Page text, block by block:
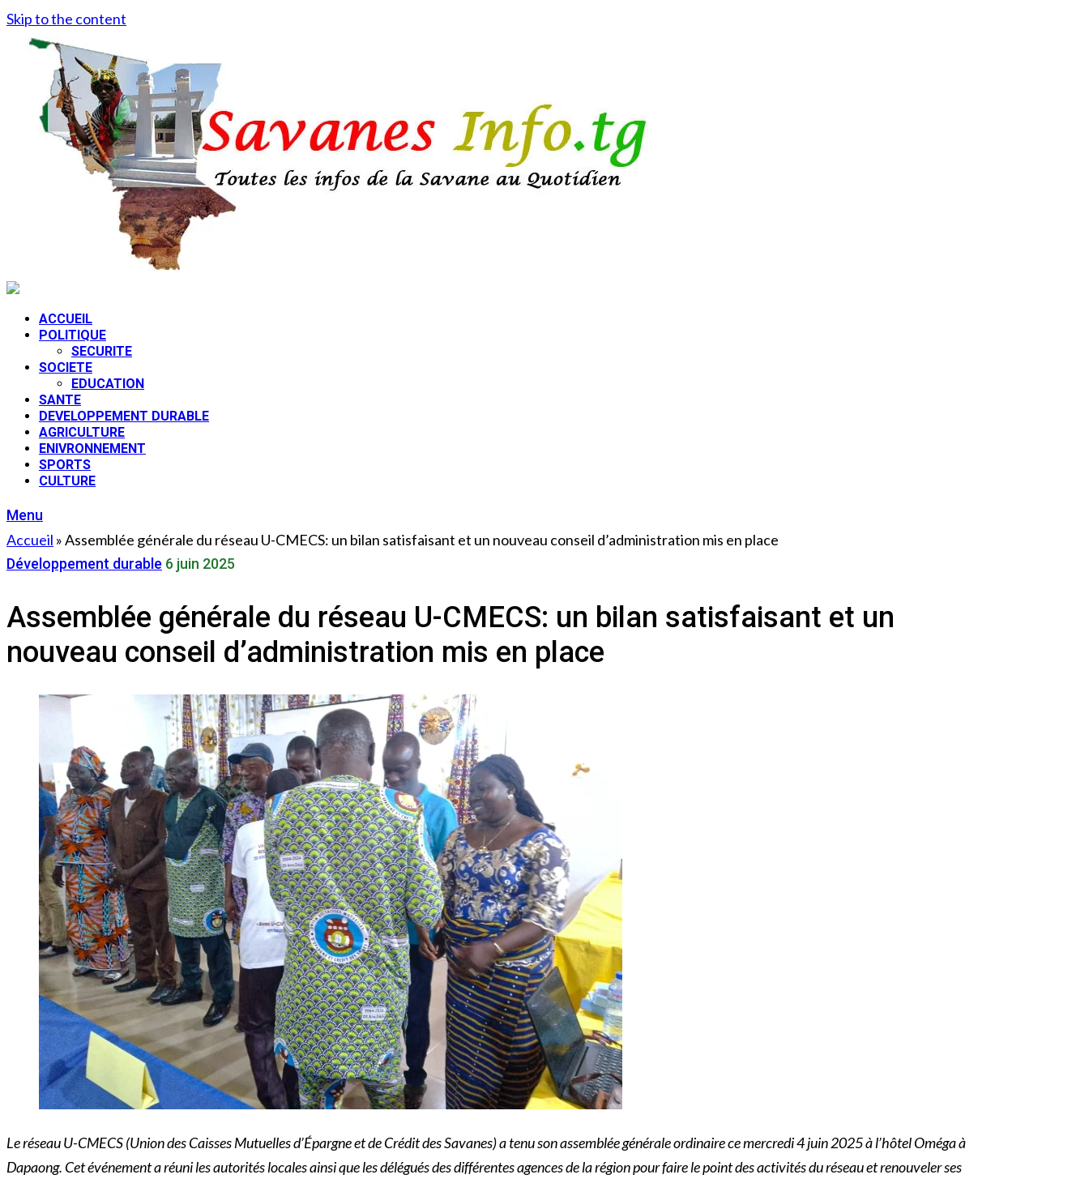
Skip to the content
ACCUEIL
POLITIQUE
SECURITE
SOCIETE
EDUCATION
SANTE
DEVELOPPEMENT DURABLE
AGRICULTURE
ENIVRONNEMENT
SPORTS
CULTURE
Menu
Accueil »Assemblée générale du réseau U-CMECS: un bilan satisfaisant et un nouveau conseil d’administration mis en place
Développement durable 6 juin 2025
Assemblée générale du réseau U-CMECS: un bilan satisfaisant et un
nouveau conseil d’administration mis en place
Le réseau U-CMECS (Union des Caisses Mutuelles d’Épargne et de Crédit des Savanes) a tenu son assemblée générale ordinaire ce mercredi 4 juin 2025 à l’hôtel Oméga à
Dapaong. Cet événement a réuni les autorités locales ainsi que les délégués des différentes agences de la région pour faire le point des activités du réseau et renouveler ses